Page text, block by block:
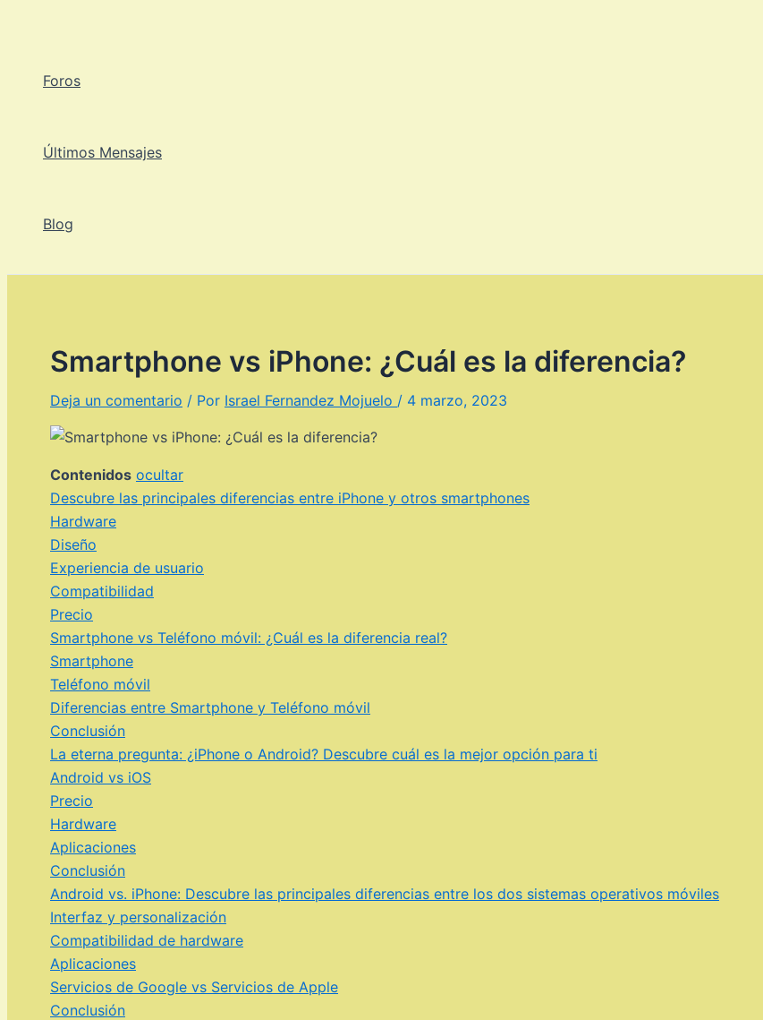
Foros
Últimos Mensajes
Blog
Smartphone vs iPhone: ¿Cuál es la diferencia?
Deja un comentario / Por Israel Fernandez Mojuelo / 4 marzo, 2023
Contenidos ocultar
Descubre las principales diferencias entre iPhone y otros smartphones
Hardware
Diseño
Experiencia de usuario
Compatibilidad
Precio
Smartphone vs Teléfono móvil: ¿Cuál es la diferencia real?
Smartphone
Teléfono móvil
Diferencias entre Smartphone y Teléfono móvil
Conclusión
La eterna pregunta: ¿iPhone o Android? Descubre cuál es la mejor opción para ti
Android vs iOS
Precio
Hardware
Aplicaciones
Conclusión
Android vs. iPhone: Descubre las principales diferencias entre los dos sistemas operativos móviles
Interfaz y personalización
Compatibilidad de hardware
Aplicaciones
Servicios de Google vs Servicios de Apple
Conclusión